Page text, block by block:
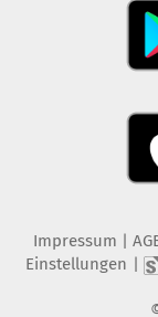
Impressum
Einstellungen